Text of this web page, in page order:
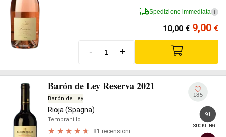
Spedizione immediata i
10,00€ 9,00 €
- +
Barón de Ley Reserva 2021
Barón de Ley
Rioja (Spagna)
Tempranillo
81 recensioni
185
91
SUCKLING